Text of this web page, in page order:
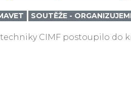
SOUTĚŽE -
CIMF postoupilo do